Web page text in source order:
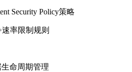
Security Policy策略
率限制规则
命周期管理